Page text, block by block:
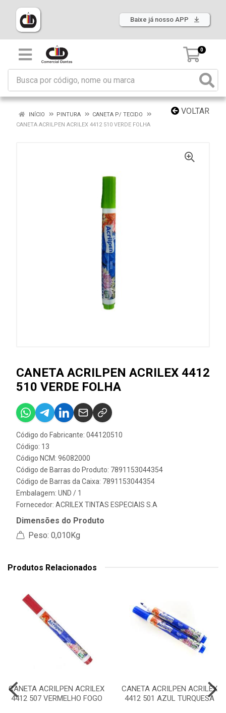
Baixe já nosso APP
0
VOLTAR
INÍCIO PINTURA
CANETA P/ TECIDO
CANETA ACRILPEN ACRILEX 4412 510 VERDE FOLHA
CANETA ACRILPEN ACRILEX 4412
510 VERDE FOLHA
Código do Fabricante: 044120510
Código: 13
Código NCM: 96082000
Código de Barras do Produto: 7891153044354
Código de Barras da Caixa: 7891153044354
Embalagem: UND / 1
Fornecedor: ACRILEX TINTAS ESPECIAIS S.A
Dimensões do Produto
Peso: 0,010Kg
Produtos Relacionados
CANETA ACRILPEN ACRILEX
4412 507 VERMELHO FOGO
CANETA ACRILPEN ACRILEX
4412 501 AZUL TURQUESA